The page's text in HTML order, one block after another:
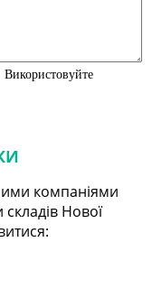
Використовуйте
компаніями
Нової